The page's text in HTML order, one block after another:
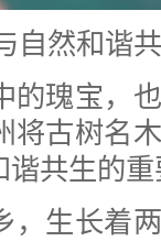
然和谐
瑰宝，也
将古树名
共生的
生长着两